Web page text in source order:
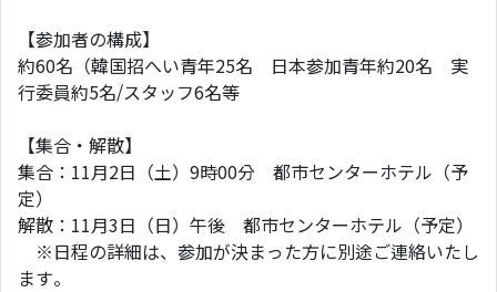
【参加者の構成】
約60名（韓国招へい青年25名 日本参加青年約20名 実
行委員約5名/スタッフ6名等
【集合・解散】
集合：11月2日（土）9時00分 都市センターホテル（予
定）
解散：11月3日（日）午後 都市センターホテル（予定）
※日程の詳細は、参加が決まった方に別途ご連絡いたし
ます。